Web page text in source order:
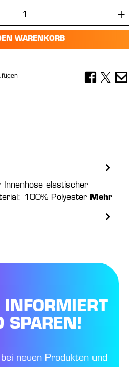
Gib den gewünschten
WARENKORB
elastischer
100% Polyester Mehr
SPAREN!
neuen Produkten und